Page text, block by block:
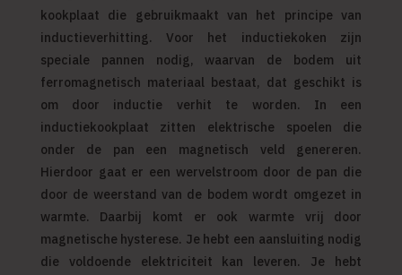
kookplaat die gebruikmaakt van het principe van
inductieverhitting. Voor het inductiekoken zijn
speciale pannen nodig, waarvan de bodem uit
ferromagnetisch materiaal bestaat, dat geschikt is
om door inductie verhit te worden. In een
inductiekookplaat zitten elektrische spoelen die
onder de pan een magnetisch veld genereren.
Hierdoor gaat er een wervelstroom door de pan die
door de weerstand van de bodem wordt omgezet in
warmte. Daarbij komt er ook warmte vrij door
magnetische hysterese. Je hebt een aansluiting nodig
die voldoende elektriciteit kan leveren. Je hebt